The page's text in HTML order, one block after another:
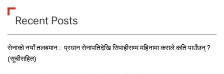
Recent Posts
सेनाको नयाँ तलबमान : प्रधान सेनापतिदेखि सिपाहीसम्म महिनामा कसले कति पाउँछन् ?
(सूचीसहित)